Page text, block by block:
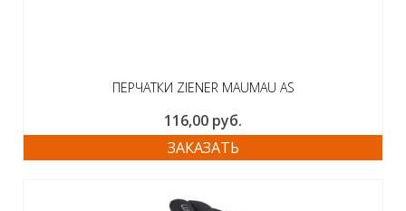
ПЕРЧАТКИ ZIENER MAUMAU AS
116,00 руб.
ЗАКАЗАТЬ